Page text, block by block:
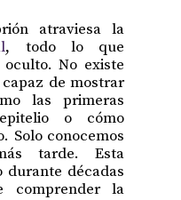
atraviesa la
, todo lo que
No existe
de mostrar
las primeras
o cómo
Solo conocemos
tarde. Esta
décadas
comprender la